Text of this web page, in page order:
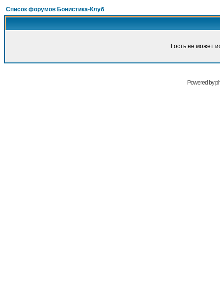
Список форумов Бонистика-Клуб
Гость не может
Powered by